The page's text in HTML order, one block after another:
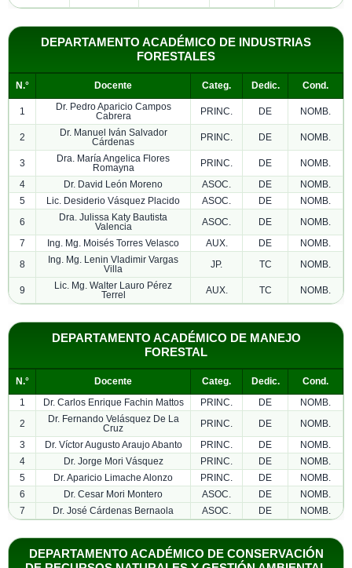
DEPARTAMENTO ACADÉMICO DE INDUSTRIAS
FORESTALES
N.° Docente Categ. Dedic. Cond.
1
Dr. Pedro Aparicio Campos
Cabrera
PRINC. DE NOMB.
2
Dr. Manuel Iván Salvador
Cárdenas
PRINC. DE NOMB.
3
Dra. María Angelica Flores
Romayna
PRINC. DE
NOMB.
4
Dr. David León Moreno ASOC. DE
NOMB.
5
Lic. Desiderio Vásquez Placido ASOC. DE
NOMB.
6
Dra. Julissa Katy Bautista
Valencia
ASOC. DE
NOMB.
7
Ing. Mg. Moisés Torres Velasco AUX. DE
NOMB.
8
Ing. Mg. Lenin Vladimir Vargas
Villa
JP. TC NOMB.
9
Lic. Mg. Walter Lauro Pérez
Terrel
AUX. TC NOMB.
DEPARTAMENTO ACADÉMICO DE MANEJO
FORESTAL
N.° Docente Categ. Dedic.
Cond.
1
Dr. Carlos Enrique Fachin Mattos PRINC. DE
NOMB.
2
Dr. Fernando Velásquez De La
Cruz
PRINC. DE
NOMB.
3
Dr. Víctor Augusto Araujo Abanto PRINC. DE
NOMB.
4
Dr. Jorge Mori Vásquez PRINC. DE
NOMB.
5
Dr. Aparicio Limache Alonzo PRINC. DE
NOMB.
6
Dr. Cesar Mori Montero ASOC. DE
NOMB.
7
Dr. José Cárdenas Bernaola ASOC. DE NOMB.
DEPARTAMENTO ACADÉMICO DE CONSERVACIÓN